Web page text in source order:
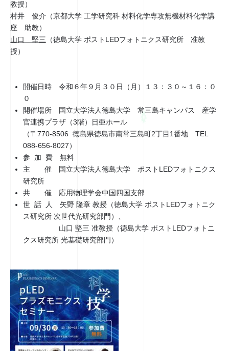
教授）
村井 俊介（京都大学 工学研究科 材料化学専攻無機材料化学講
座 助教）
山口 堅三 （徳島大学 ポストLEDフォトニクス研究所 准教
授）
開催日時 令和６年９月３０日（月）１３：３０～１６：０
０
開催場所 国立大学法人徳島大学 常三島キャンパス 産学
官連携プラザ（3階）日亜ホール
（〒770-8506 徳島県徳島市南常三島町2丁目1番地 TEL
088-656-8027）
参 加 費 無料
主 催 国立大学法人徳島大学 ポストLEDフォトニクス
研究所
共 催 応用物理学会中国四国支部
世 話 人 矢野 隆章 教授（徳島大学 ポストLEDフォトニク
ス研究所 次世代光研究部門）、
山口 堅三 准教授（徳島大学 ポストLEDフォトニ
クス研究所 光基礎研究部門）